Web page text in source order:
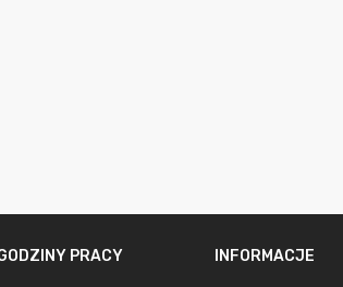
PRACY INFORMACJE